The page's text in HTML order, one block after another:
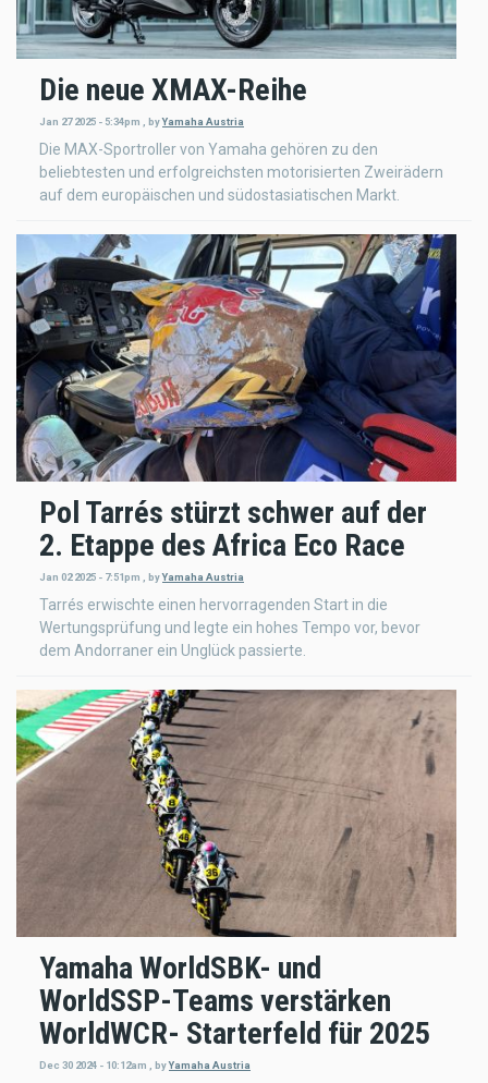
Die neue XMAX-Reihe
Jan 27 2025 - 5:34pm , byYamaha Austria
Die MAX-Sportroller von Yamaha gehören zu den
beliebtesten und erfolgreichsten motorisierten Zweirädern
auf dem europäischen und südostasiatischen Markt.
Pol Tarrés stürzt schwer auf der
2. Etappe des Africa Eco Race
Jan 02 2025 - 7:51pm , byYamaha Austria
Tarrés erwischte einen hervorragenden Start in die
Wertungsprüfung und legte ein hohes Tempo vor, bevor
dem Andorraner ein Unglück passierte.
Yamaha WorldSBK- und
WorldSSP-Teams verstärken
WorldWCR- Starterfeld für 2025
Dec 30 2024 - 10:12am , byYamaha Austria